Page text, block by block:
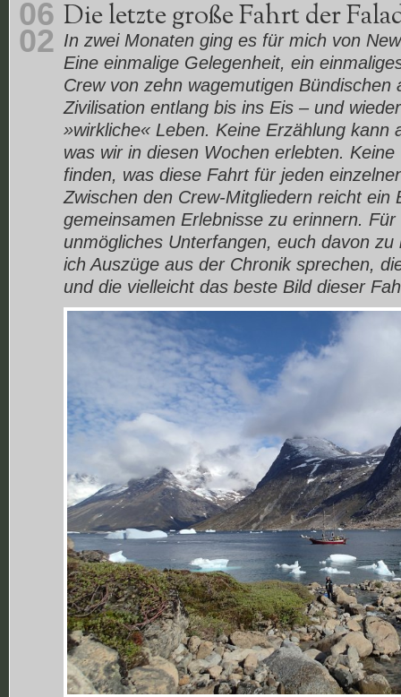
06
02
Die letzte große Fahrt der
In zwei Monaten ging es für mich von
Eine einmalige Gelegenheit, ein
Crew von zehn wagemutigen Bündischen
Zivilisation entlang bis ins Eis – und
»wirkliche« Leben. Keine Erzählung kann
was wir in diesen Wochen erlebten.
finden, was diese Fahrt für jeden
Zwischen den Crew-Mitgliedern reicht ein
gemeinsamen Erlebnisse zu erinnern.
unmögliches Unterfangen, euch davon zu
ich Auszüge aus der Chronik sprechen,
und die vielleicht das beste Bild dieser